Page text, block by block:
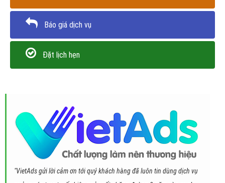
Báo giá dịch vụ
Đặt lịch hẹn
"VietAds gửi lời cảm ơn tới quý khách hàng đã luôn tin dùng dịch vụ